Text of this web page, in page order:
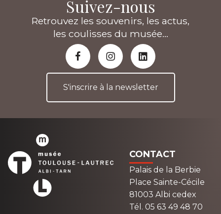
Suivez-nous
Retrouvez les souvenirs, les actus,
les coulisses du musée...
S'inscrire à la newsletter
CONTACT
Palais de la Berbie
Place Sainte-Cécile
81003 Albi cedex
Tél. 05 63 49 48 70